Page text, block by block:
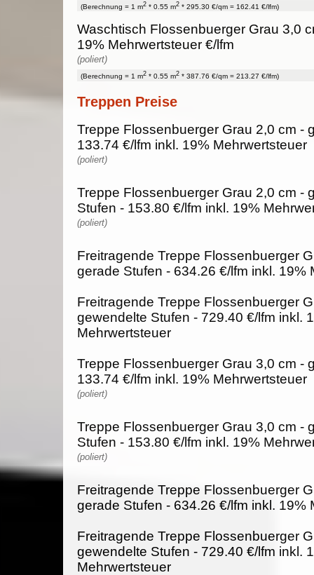
(Berechnung = 1 m2 * 0.55 m2 * 295.30 €/qm = 162.41 €/lfm)
Waschtisch Flossenbuerger Grau 3,0
19% Mehrwertsteuer €/lfm
(poliert)
(Berechnung = 1 m2 * 0.55 m2 * 387.76 €/qm = 213.27 €/lfm)
Treppen Preise
Treppe Flossenbuerger Grau 2,0 cm -
133.74 €/lfm inkl. 19% Mehrwertsteuer
(poliert)
Treppe Flossenbuerger Grau 2,0 cm -
Stufen - 153.80 €/lfm inkl. 19%
(poliert)
Freitragende Treppe Flossenbuerger
gerade Stufen - 634.26 €/lfm inkl. 19%
Freitragende Treppe Flossenbuerger
gewendelte Stufen - 729.40 €/lfm inkl.
Mehrwertsteuer
Treppe Flossenbuerger Grau 3,0 cm -
133.74 €/lfm inkl. 19% Mehrwertsteuer
(poliert)
Treppe Flossenbuerger Grau 3,0 cm -
Stufen - 153.80 €/lfm inkl. 19%
(poliert)
Freitragende Treppe Flossenbuerger
gerade Stufen - 634.26 €/lfm inkl. 19%
Freitragende Treppe Flossenbuerger
gewendelte Stufen - 729.40 €/lfm inkl.
Mehrwertsteuer